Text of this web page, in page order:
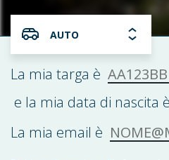
AUTO
La mia targa è AA123BB
e la mia data di nascita è
La mia email è